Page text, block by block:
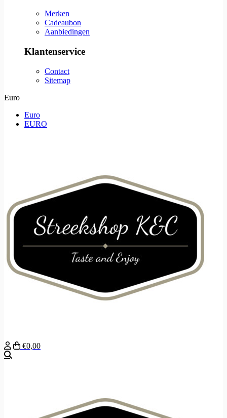
Merken
Cadeaubon
Aanbiedingen
Klantenservice
Contact
Sitemap
Euro
Euro
EURO
€0,00